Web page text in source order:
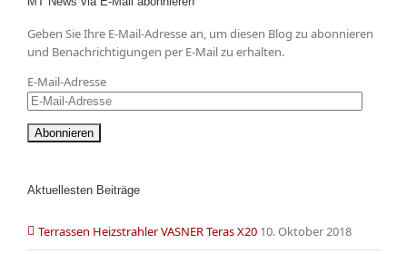
Geben Sie Ihre E-Mail-Adresse an, um diesen Blog zu abonnieren
und Benachrichtigungen per E-Mail zu erhalten.
E-Mail-Adresse
Aktuellesten Beiträge
Terrassen Heizstrahler VASNER Teras X20 10. Oktober 2018